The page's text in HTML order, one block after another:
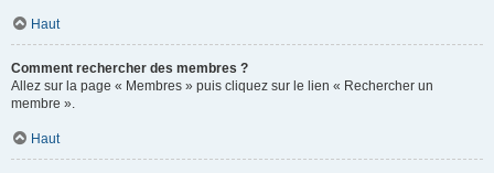
Haut
Comment rechercher des membres ?
Allez sur la page « Membres » puis cliquez sur le lien « Rechercher un
membre ».
Haut